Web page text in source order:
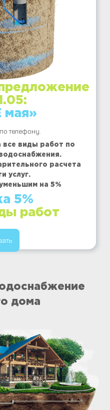
мая»
телефону.
все виды работ по
расчета
услуг.
на 5%
5%
работ
дома